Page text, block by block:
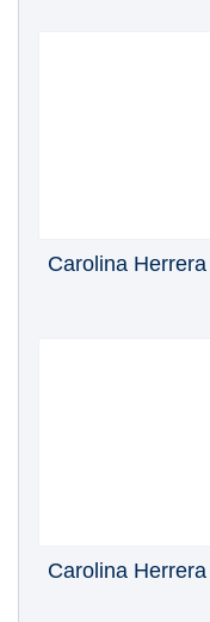
Carolina
Carolina